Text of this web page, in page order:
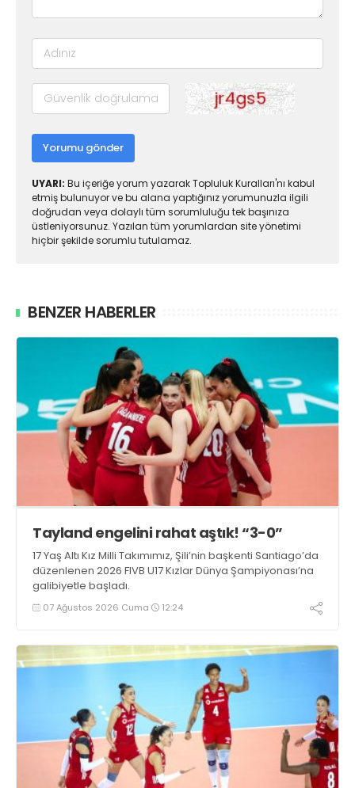
Yorumu gönder
UYARI: Bu içeriğe yorum yazarak Topluluk Kuralları'nı kabul
etmiş bulunuyor ve bu alana yaptığınız yorumunuzla ilgili
doğrudan veya dolaylı tüm sorumluluğu tek başınıza
üstleniyorsunuz. Yazılan tüm yorumlardan site yönetimi
hiçbir şekilde sorumlu tutulamaz.
BENZER HABERLER
Tayland engelini rahat aştık! “3-0”
17 Yaş Altı Kız Milli Takımımız, Şili’nin başkenti Santiago’da
düzenlenen 2026 FIVB U17 Kızlar Dünya Şampiyonası’na
galibiyetle başladı.
07 Ağustos 2026 Cuma 12:24